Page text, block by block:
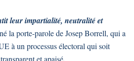
leur impartialité, neutralité et
la porte-parole de Josep Borrell, qui a
à un processus électoral qui soit
et apaisé.